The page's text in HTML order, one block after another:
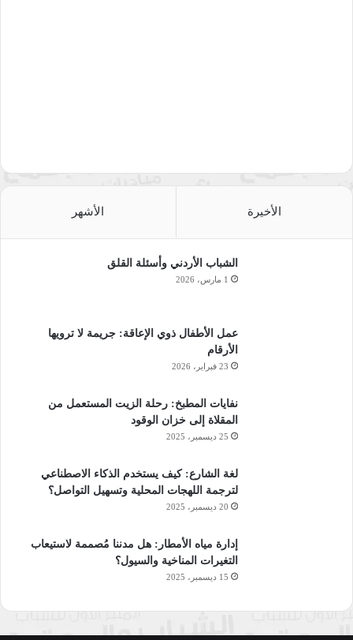
الأخيرة الأشهر
الشباب الأردني وأسئلة القلق
1 مارس، 2026
عمل الأطفال ذوي الإعاقة: جريمة لا ترويها
الأرقام
23 فبراير، 2026
نفايات المطبخ: رحلة الزيت المستعمل من
المقلاة إلى خزان الوقود
25 ديسمبر، 2025
لغة الشارع: كيف يستخدم الذكاء الاصطناعي
لترجمة اللهجات المحلية وتسهيل التواصل؟
20 ديسمبر، 2025
إدارة مياه الأمطار: هل مدننا مُصممة لاستيعاب
التغيرات المناخية والسيول؟
15 ديسمبر، 2025